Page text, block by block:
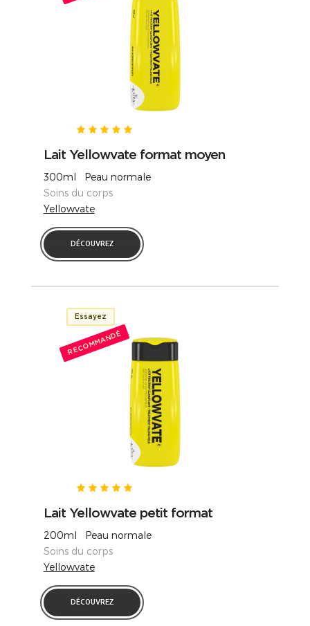
Lait Yellowvate format moyen
300ml Peau normale
Soins du corps
Yellowvate
DÉCOUVREZ
Essayez
RECOMMANDÉ
Lait Yellowvate petit format
200ml Peau normale
Soins du corps
Yellowvate
DÉCOUVREZ